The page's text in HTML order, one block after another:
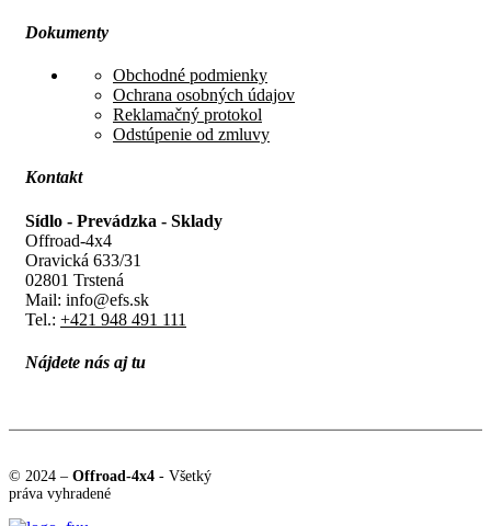
Dokumenty
Obchodné podmienky
Ochrana osobných údajov
Reklamačný protokol
Odstúpenie od zmluvy
Kontakt
Sídlo - Prevádzka - Sklady
Offroad-4x4
Oravická 633/31
02801 Trstená
Mail: info@efs.sk
Tel.: +421 948 491 111
Nájdete nás aj tu
© 2024 – Offroad-4x4 - Všetký
práva vyhradené